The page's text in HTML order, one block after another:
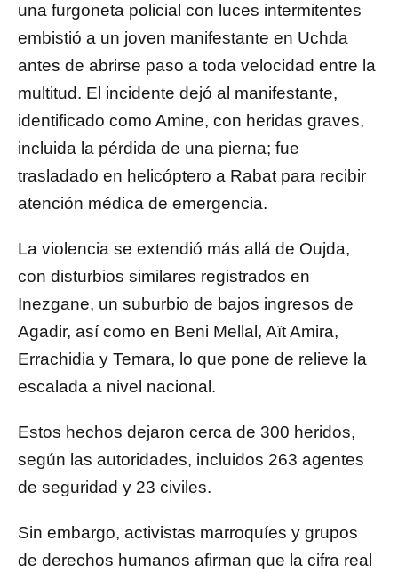
una furgoneta policial con luces intermitentes
embistió a un joven manifestante en Uchda
antes de abrirse paso a toda velocidad entre la
multitud. El incidente dejó al manifestante,
identificado como Amine, con heridas graves,
incluida la pérdida de una pierna; fue
trasladado en helicóptero a Rabat para recibir
atención médica de emergencia.
La violencia se extendió más allá de Oujda,
con disturbios similares registrados en
Inezgane, un suburbio de bajos ingresos de
Agadir, así como en Beni Mellal, Aït Amira,
Errachidia y Temara, lo que pone de relieve la
escalada a nivel nacional.
Estos hechos dejaron cerca de 300 heridos,
según las autoridades, incluidos 263 agentes
de seguridad y 23 civiles.
Sin embargo, activistas marroquíes y grupos
de derechos humanos afirman que la cifra real